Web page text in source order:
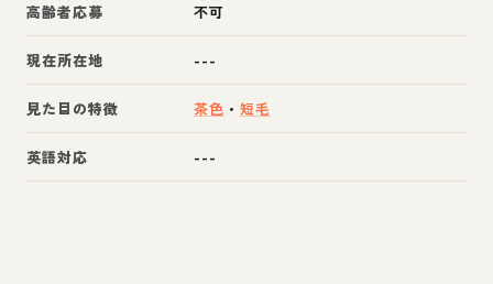
高齢者応募 不可
現在所在地 ---
見た目の特徴 茶色 ・短毛
英語対応 ---